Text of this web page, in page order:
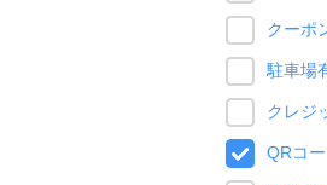
クーポ
駐車場
クレジ
QRコ